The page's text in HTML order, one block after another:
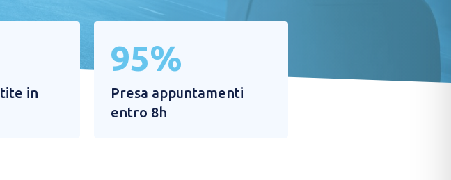
in
95%
​Presa appuntamenti
entro 8h